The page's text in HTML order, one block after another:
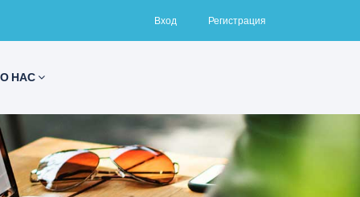
Вход Регистрация
О НАС